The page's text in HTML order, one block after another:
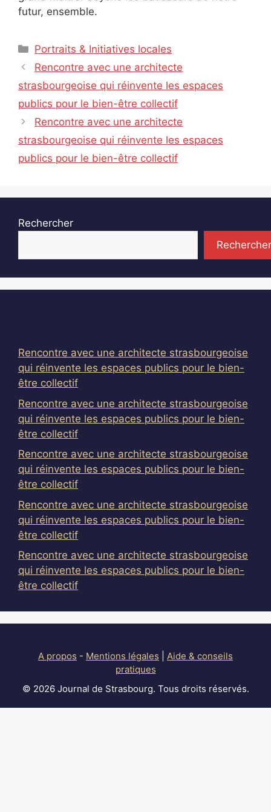
futur, ensemble.
Catégories
Portraits & Initiatives locales
Rencontre avec une architecte
strasbourgeoise qui réinvente les espaces
publics pour le bien-être collectif
Rencontre avec une architecte
strasbourgeoise qui réinvente les espaces
publics pour le bien-être collectif
Rechercher
Rechercher
Rencontre avec une architecte strasbourgeoise
qui réinvente les espaces publics pour le bien-
être collectif
Rencontre avec une architecte strasbourgeoise
qui réinvente les espaces publics pour le bien-
être collectif
Rencontre avec une architecte strasbourgeoise
qui réinvente les espaces publics pour le bien-
être collectif
Rencontre avec une architecte strasbourgeoise
qui réinvente les espaces publics pour le bien-
être collectif
Rencontre avec une architecte strasbourgeoise
qui réinvente les espaces publics pour le bien-
être collectif
A propos - Mentions légales
Aide & conseils
pratiques
© 2026 Journal de Strasbourg. Tous droits réservés.